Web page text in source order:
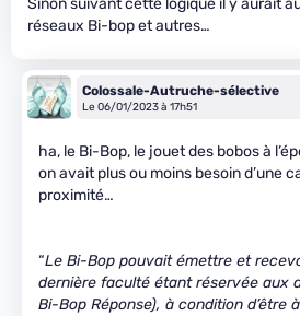
Sinon suivant cette logique il y aurait
réseaux Bi-bop et autres…
Colossale-Autruche-sélective
Le 06/01/2023 à 17h51
ha, le Bi-Bop, le jouet des bobos à
on avait plus ou moins besoin d’une
proximité…
“Le Bi-Bop pouvait émettre et
dernière faculté étant réservée aux
Bi-Bop Réponse), à condition d’être